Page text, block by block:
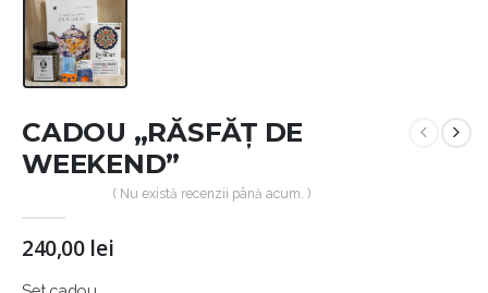
CADOU „RĂSFĂȚ DE
WEEKEND”
( Nu există recenzii până acum. )
240,00 lei